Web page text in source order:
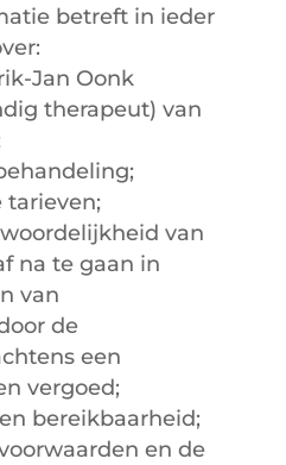
betreft in ieder
Jan Oonk
therapeut) van
tarieven;
van
na te gaan in
van
de
een
vergoed;
bereikbaarheid;
en de